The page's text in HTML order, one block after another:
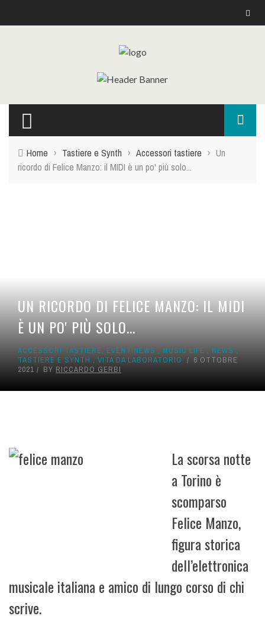
Home › Tastiere e Synth › Accessori tastiere › Un
ricordo di Felice Manzo: il MIDI è un po' più solo...
UN RICORDO DI FELICE MANZO: IL MIDI
È UN PO' PIÙ SOLO...
ACCESSORI TASTIERE, EVENTINEWS , MUSIC LIFE , NEWS ,
TASTIERE E SYNTH , VITA DA LABORATORIO
6 OTTOBRE
2021
BY RICCARDO GERBI
La scorsa notte
a Torino è
scomparso
Felice Manzo,
figura storica
dell’elettronica
musicale italiana e amico di lungo corso di chi
scrive.